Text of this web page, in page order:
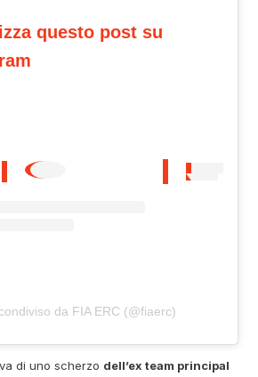
questo post su
da FIA ERC (@fiaerc)
di uno scherzo dell’ex team principal